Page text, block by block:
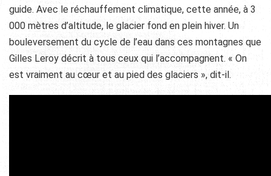
guide. Avec le réchauffement climatique, cette année, à 3
000 mètres d’altitude, le glacier fond en plein hiver. Un
bouleversement du cycle de l’eau dans ces montagnes que
Gilles Leroy décrit à tous ceux qui l’accompagnent. « On
est vraiment au cœur et au pied des glaciers », dit-il.